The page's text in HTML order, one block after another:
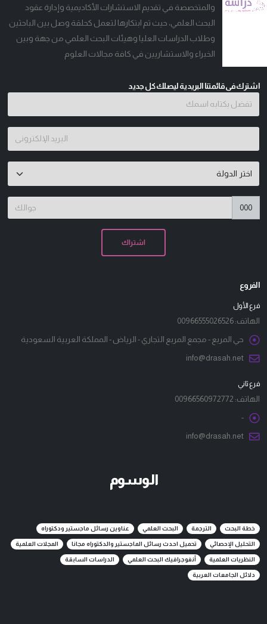
والمتخصصة في تقديم الاستشارات الأكاديمية وإدارة عقود
البحث العلمي، حيث تم ابتكارها لتعمل كحلقة وصل بين الباحثين
وطلاب الدراسات العليا وهيئات البحث العلمي من جهة وبين
الخبراء والاستشاريين في كافة مجالات العلوم
اشترك فى قائمتنا البريدية ليصلك كل جديد
000
الفروع
فرع الأول
الهاتف: 00966555026526
حي المربع - مجمع المربع التجاري - الرياض - المملكة العربية السعودية
info@drasah.net
فرع ثاني
الهاتف: 00966560972772
-
info@drasah.net
الوسوم
خطة البحث الترجمة البحث العلمي عناوين رسائل ماجستير ودكتوراه
التحليل الإحصائي تحميل احدث رسائل الماجستير والدكتوراه مجانا المجلات العلمية
النظريات العلمية أنفوجرافيك البحث العلمي الدراسات السابقة
دلائل الجامعات العربية